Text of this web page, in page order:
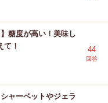
】糖度が高い！美味し
て！
44
回答
シャーベットやジェラ